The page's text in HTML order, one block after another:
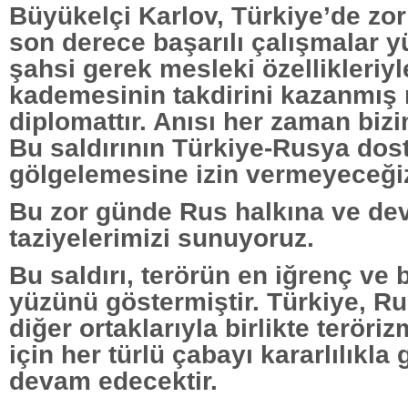
Büyükelçi Karlov, Türkiye’de
son derece başarılı çalışmalar
şahsi gerek mesleki
kademesinin takdirini
diplomattır. Anısı her zaman
Bu saldırının Türkiye-Rusya
gölgelemesine izin
Bu zor günde Rus halkına ve
taziyelerimizi sunuyoruz.
Bu saldırı, terörün en iğrenç ve
yüzünü göstermiştir. Türkiye,
diğer ortaklarıyla birlikte
için her türlü çabayı kararlılıkla
devam edecektir.